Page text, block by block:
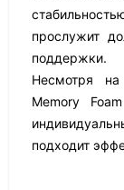
прослужит
поддержки.
Несмотря
Memory
подходит